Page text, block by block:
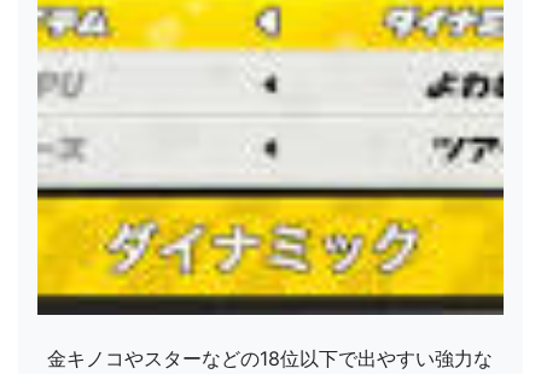
金キノコやスターなどの18位以下で出やすい強力な